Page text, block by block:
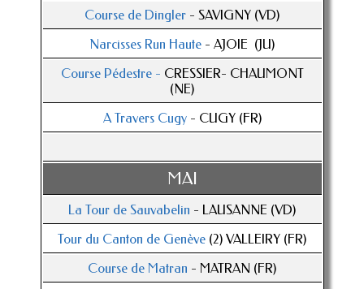
Course de Dingler - SAVIGNY (VD)
Narcisses Run Haute - AJOIE (JU)
Course Pédestre - CRESSIER- CHAUMONT
(NE)
A Travers Cugy- CUGY (FR)
MAI
La Tour de Sauvabelin - LAUSANNE (VD)
Tour du Canton de Genève (2) VALLEIRY (FR)
Course de Matran - MATRAN (FR)